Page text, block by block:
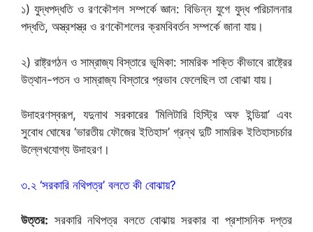
১) যুদ্ধপদ্ধতি ও রণকৌশল সম্পর্কে জ্ঞান: বিভিন্ন যুগে যুদ্ধ পরিচালনার
পদ্ধতি, অস্ত্রশস্ত্র ও রণকৌশলের ক্রমবিবর্তন সম্পর্কে জানা যায়।
২) রাষ্ট্রগঠন ও সাম্রাজ্য বিস্তারে ভূমিকা: সামরিক শক্তি কীভাবে রাষ্ট্রের
উত্থান-পতন ও সাম্রাজ্য বিস্তারে প্রভাব ফেলেছিল তা বোঝা যায়।
উদাহরণস্বরূপ, যদুনাথ সরকারের ‘মিলিটারি হিস্ট্রি অফ ইন্ডিয়া’ এবং
সুবোধ ঘোষের ‘ভারতীয় ফৌজের ইতিহাস’ গ্রন্থ দুটি সামরিক ইতিহাসচর্চার
উল্লেখযোগ্য উদাহরণ।
৩.২ ‘সরকারি নথিপত্র’ বলতে কী বোঝায়?
উত্তর: সরকারি নথিপত্র বলতে বোঝায় সরকার বা প্রশাসনিক দপ্তর